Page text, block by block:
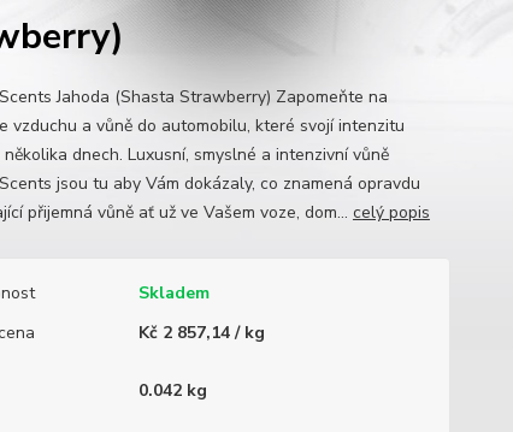
Jahoda (Shasta Strawberry) Zapomeňte na
vzduchu a vůně do automobilu, které svojí intenzitu
dnech. Luxusní, smyslné a intenzivní vůně
jsou tu aby Vám dokázaly, co znamená opravdu
přijemná vůně ať už ve Vašem voze, dom... celý popis
Skladem
Kč 2 857,14 / kg
0.042 kg